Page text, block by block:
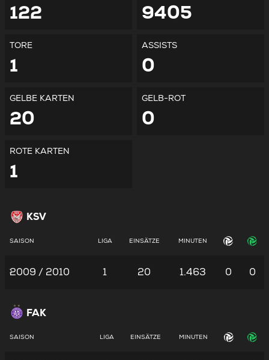
122 9405
TORE
1
ASSISTS
0
GELBE KARTEN
20
GELB-ROT
0
ROTE KARTEN
1
KSV
SAISON LIGA EINSÄTZE MINUTEN
2009 / 2010 1 20 1.463 0 0
FAK
SAISON LIGA EINSÄTZE MINUTEN